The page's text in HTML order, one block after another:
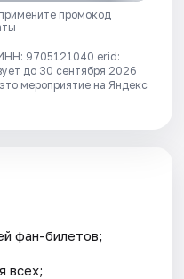
промокод
9705121040 erid:
до 30 сентября 2026
мероприятие на Яндекс
фан-билетов;
всех;